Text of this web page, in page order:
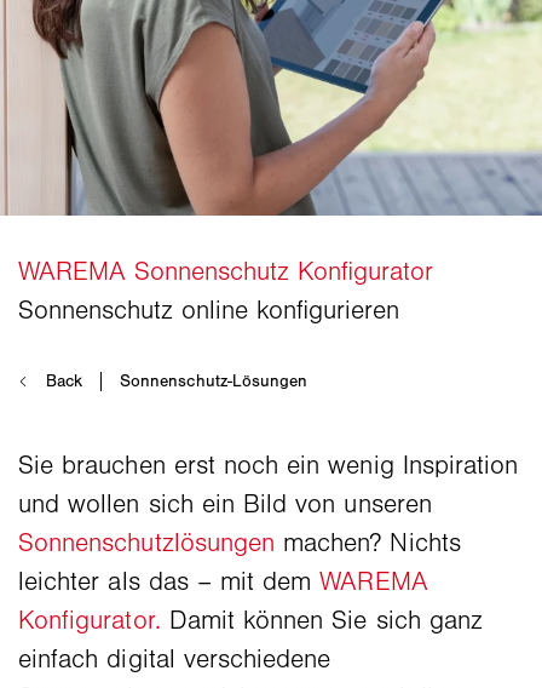
Sie brauchen erst noch ein wenig Inspiration
und wollen sich ein Bild von unseren
Sonnenschutzlösungen machen? Nichts
leichter als das – mit demWAREMA
Konfigurator. Damit können Sie sich ganz
einfach digital verschiedene